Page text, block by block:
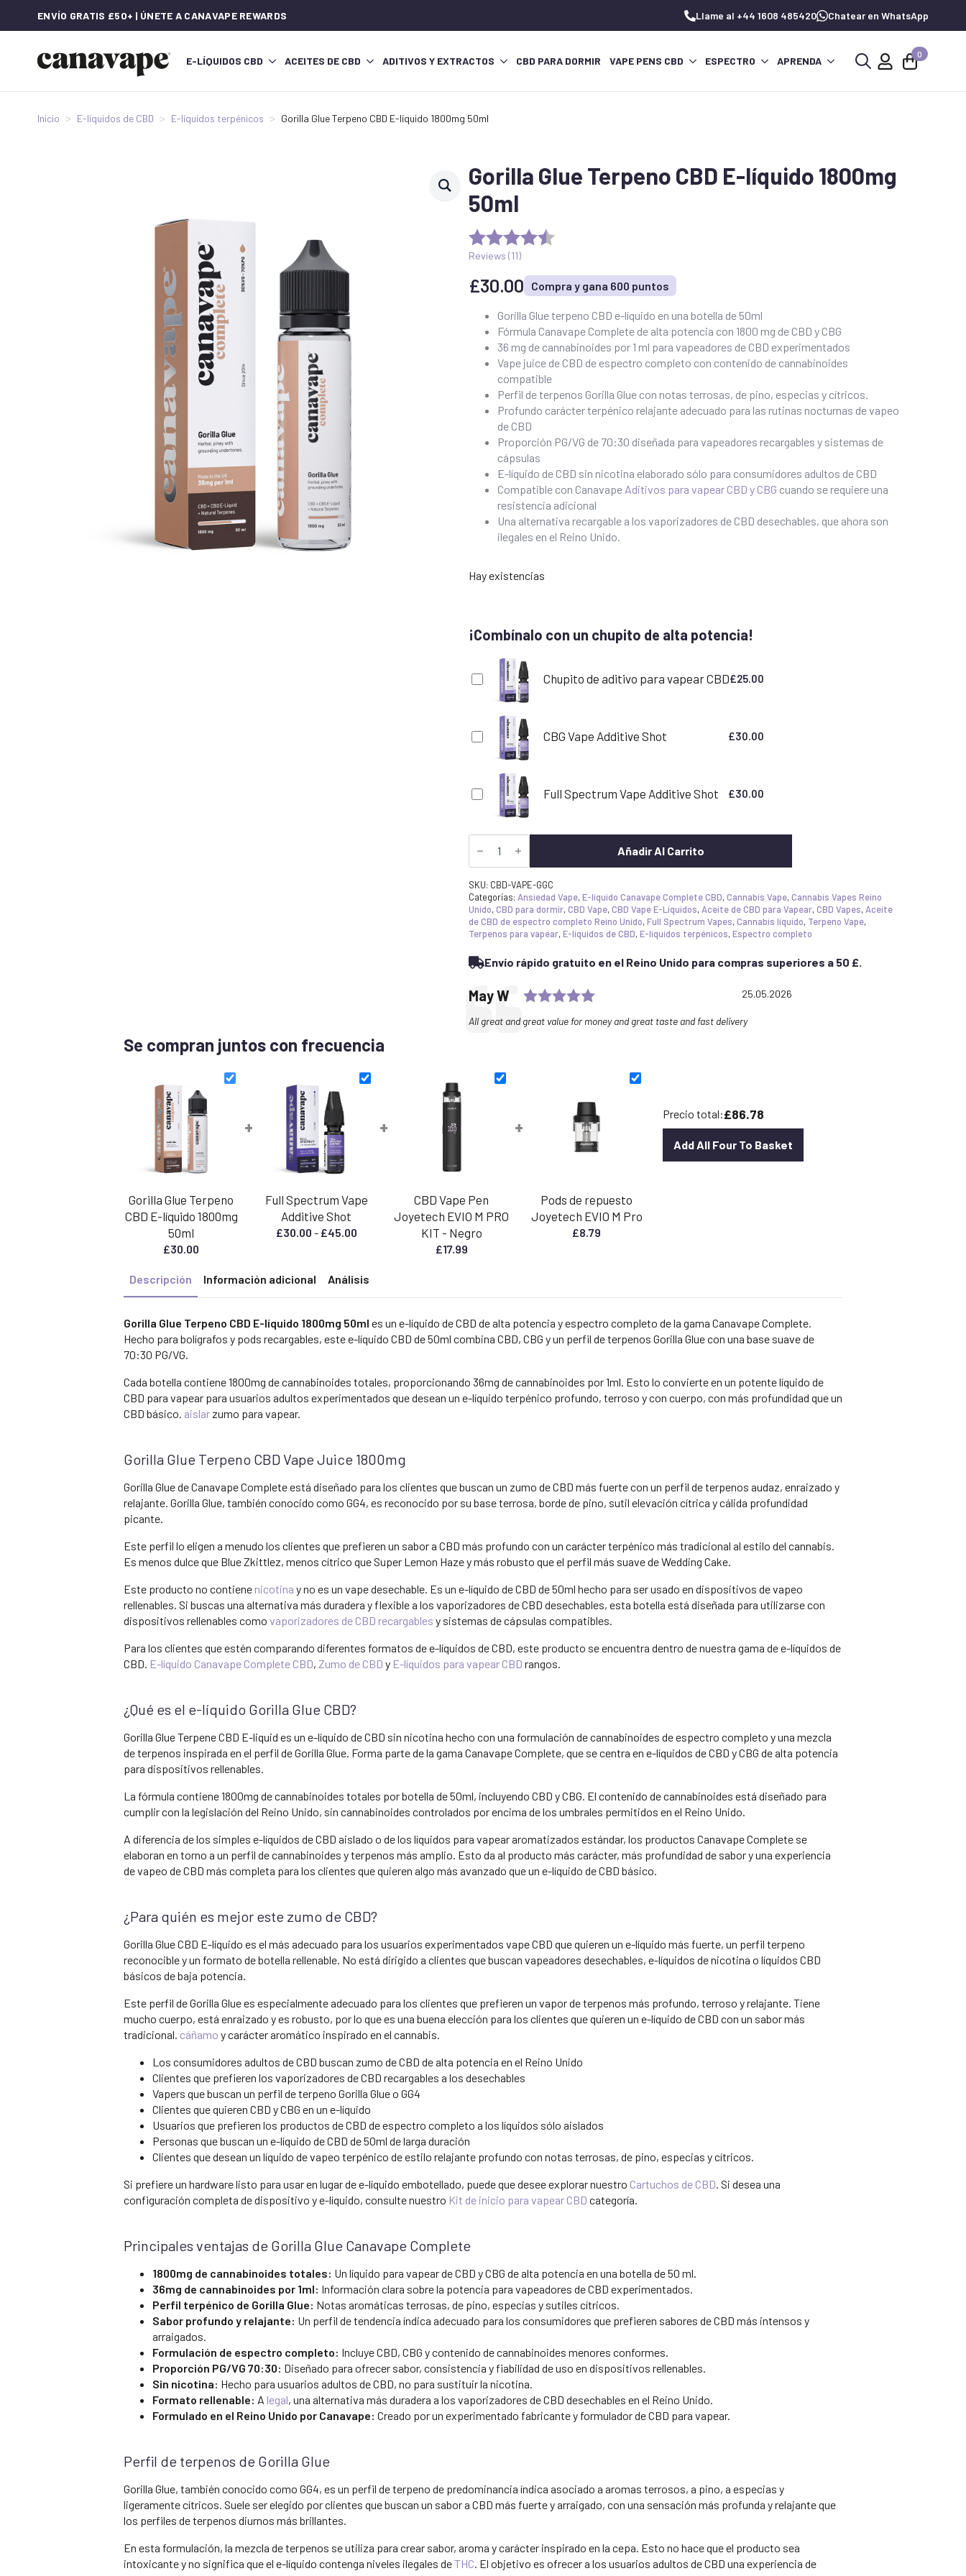
ENVÍO GRATIS £50+ | ÚNETE A CANAVAPE REWARDS Llame al +44 1608 485420 Chatear en WhatsApp
E-LÍQUIDOS CBD ACEITES DE CBD ADITIVOS Y EXTRACTOS CBD PARA DORMIR VAPE PENS CBD ESPECTRO APRENDA
0
Inicio E-líquidos de CBD E-líquidos terpénicos Gorilla Glue Terpeno CBD E-líquido 1800mg 50ml
Gorilla Glue Terpeno CBD E-líquido 1800mg
50ml
Reviews (11)
£30.00 Compra y gana 600 puntos
Gorilla Glue terpeno CBD e-líquido en una botella de 50ml
Fórmula Canavape Complete de alta potencia con 1800 mg de CBD y CBG
36 mg de cannabinoides por 1 ml para vapeadores de CBD experimentados
Vape juice de CBD de espectro completo con contenido de cannabinoides
compatible
Perfil de terpenos Gorilla Glue con notas terrosas, de pino, especias y cítricos.
Profundo carácter terpénico relajante adecuado para las rutinas nocturnas de vapeo
de CBD
Proporción PG/VG de 70:30 diseñada para vapeadores recargables y sistemas de
cápsulas
E-líquido de CBD sin nicotina elaborado sólo para consumidores adultos de CBD
Compatible con Canavape Aditivos para vapear CBD y CBG cuando se requiere una
resistencia adicional
Una alternativa recargable a los vaporizadores de CBD desechables, que ahora son
ilegales en el Reino Unido.
Hay existencias
¡Combínalo con un chupito de alta potencia!
Chupito de aditivo para vapear CBD£25.00
CBG Vape Additive Shot £30.00
Full Spectrum Vape Additive Shot £30.00
Gorilla
Glue
E-
líquido
1800mg
50ml
cantidad
Añadir Al Carrito
SKU: CBD-VAPE-GGC
Categorías: Ansiedad Vape,E-líquido Canavape Complete CBD,Cannabis Vape,Cannabis Vapes Reino
Unido,CBD para dormir,CBD Vape,CBD Vape E-Líquidos, Aceite de CBD para Vapear,CBD Vapes, Aceite
de CBD de espectro completo Reino Unido,Full Spectrum Vapes,Cannabis líquido, Terpeno Vape,
Terpenos para vapear,E-líquidos de CBD,E-líquidos terpénicos,Espectro completo
Envío rápido gratuito en el Reino Unido para compras superiores a 50 £.
Testimonial
Author:
May W Rating: 5.0 out of 5 starsDate:
25.05.2026
Text:
All great and great value for money and great taste and fast delivery
Se compran juntos con frecuencia
Gorilla Glue Terpeno
CBD E-líquido 1800mg
50ml
£30.00
+
Full Spectrum Vape
Additive Shot
£30.00 - £45.00Rango
desde
£30,00
£45,00
+
CBD Vape Pen
Joyetech EVIO M PRO
KIT - Negro
£17.99
+
Pods de repuesto
Joyetech EVIO M Pro
£8.79
Precio total:£86.78
Add All Four To Basket
Descripción Información adicional Análisis
Gorilla Glue Terpeno CBD E-líquido 1800mg 50ml es un e-líquido de CBD de alta potencia y espectro completo de la gama Canavape Complete.
Hecho para bolígrafos y pods recargables, este e-líquido CBD de 50ml combina CBD, CBG y un perfil de terpenos Gorilla Glue con una base suave de
70:30 PG/VG.
Cada botella contiene 1800mg de cannabinoides totales, proporcionando 36mg de cannabinoides por 1ml. Esto lo convierte en un potente líquido de
CBD para vapear para usuarios adultos experimentados que desean un e-líquido terpénico profundo, terroso y con cuerpo, con más profundidad que un
CBD básico. aislar zumo para vapear.
Gorilla Glue Terpeno CBD Vape Juice 1800mg
Gorilla Glue de Canavape Complete está diseñado para los clientes que buscan un zumo de CBD más fuerte con un perfil de terpenos audaz, enraizado y
relajante. Gorilla Glue, también conocido como GG4, es reconocido por su base terrosa, borde de pino, sutil elevación cítrica y cálida profundidad
picante.
Este perfil lo eligen a menudo los clientes que prefieren un sabor a CBD más profundo con un carácter terpénico más tradicional al estilo del cannabis.
Es menos dulce que Blue Zkittlez, menos cítrico que Super Lemon Haze y más robusto que el perfil más suave de Wedding Cake.
Este producto no contiene nicotina y no es un vape desechable. Es un e-líquido de CBD de 50ml hecho para ser usado en dispositivos de vapeo
rellenables. Si buscas una alternativa más duradera y flexible a los vaporizadores de CBD desechables, esta botella está diseñada para utilizarse con
dispositivos rellenables como vaporizadores de CBD recargables y sistemas de cápsulas compatibles.
Para los clientes que estén comparando diferentes formatos de e-líquidos de CBD, este producto se encuentra dentro de nuestra gama de e-líquidos de
CBD. E-líquido Canavape Complete CBD, Zumo de CBD y E-líquidos para vapear CBD rangos.
¿Qué es el e-líquido Gorilla Glue CBD?
Gorilla Glue Terpene CBD E-liquid es un e-líquido de CBD sin nicotina hecho con una formulación de cannabinoides de espectro completo y una mezcla
de terpenos inspirada en el perfil de Gorilla Glue. Forma parte de la gama Canavape Complete, que se centra en e-líquidos de CBD y CBG de alta potencia
para dispositivos rellenables.
La fórmula contiene 1800mg de cannabinoides totales por botella de 50ml, incluyendo CBD y CBG. El contenido de cannabinoides está diseñado para
cumplir con la legislación del Reino Unido, sin cannabinoides controlados por encima de los umbrales permitidos en el Reino Unido.
A diferencia de los simples e-líquidos de CBD aislado o de los líquidos para vapear aromatizados estándar, los productos Canavape Complete se
elaboran en torno a un perfil de cannabinoides y terpenos más amplio. Esto da al producto más carácter, más profundidad de sabor y una experiencia
de vapeo de CBD más completa para los clientes que quieren algo más avanzado que un e-líquido de CBD básico.
¿Para quién es mejor este zumo de CBD?
Gorilla Glue CBD E-líquido es el más adecuado para los usuarios experimentados vape CBD que quieren un e-líquido más fuerte, un perfil terpeno
reconocible y un formato de botella rellenable. No está dirigido a clientes que buscan vapeadores desechables, e-líquidos de nicotina o líquidos CBD
básicos de baja potencia.
Este perfil de Gorilla Glue es especialmente adecuado para los clientes que prefieren un vapor de terpenos más profundo, terroso y relajante. Tiene
mucho cuerpo, está enraizado y es robusto, por lo que es una buena elección para los clientes que quieren un e-líquido de CBD con un sabor más
tradicional. cáñamo y carácter aromático inspirado en el cannabis.
Los consumidores adultos de CBD buscan zumo de CBD de alta potencia en el Reino Unido
Clientes que prefieren los vaporizadores de CBD recargables a los desechables
Vapers que buscan un perfil de terpeno Gorilla Glue o GG4
Clientes que quieren CBD y CBG en un e-líquido
Usuarios que prefieren los productos de CBD de espectro completo a los líquidos sólo aislados
Personas que buscan un e-líquido de CBD de 50ml de larga duración
Clientes que desean un líquido de vapeo terpénico de estilo relajante profundo con notas terrosas, de pino, especias y cítricos.
Si prefiere un hardware listo para usar en lugar de e-líquido embotellado, puede que desee explorar nuestro Cartuchos de CBD . Si desea una
configuración completa de dispositivo y e-líquido, consulte nuestro Kit de inicio para vapear CBD categoría.
Principales ventajas de Gorilla Glue Canavape Complete
1800mg de cannabinoides totales: Un líquido para vapear de CBD y CBG de alta potencia en una botella de 50 ml.
36mg de cannabinoides por 1ml: Información clara sobre la potencia para vapeadores de CBD experimentados.
Perfil terpénico de Gorilla Glue: Notas aromáticas terrosas, de pino, especias y sutiles cítricos.
Sabor profundo y relajante: Un perfil de tendencia índica adecuado para los consumidores que prefieren sabores de CBD más intensos y
arraigados.
Formulación de espectro completo: Incluye CBD, CBG y contenido de cannabinoides menores conformes.
Proporción PG/VG 70:30: Diseñado para ofrecer sabor, consistencia y fiabilidad de uso en dispositivos rellenables.
Sin nicotina: Hecho para usuarios adultos de CBD, no para sustituir la nicotina.
Formato rellenable: A legal, una alternativa más duradera a los vaporizadores de CBD desechables en el Reino Unido.
Formulado en el Reino Unido por Canavape: Creado por un experimentado fabricante y formulador de CBD para vapear.
Perfil de terpenos de Gorilla Glue
Gorilla Glue, también conocido como GG4, es un perfil de terpeno de predominancia índica asociado a aromas terrosos, a pino, a especias y
ligeramente cítricos. Suele ser elegido por clientes que buscan un sabor a CBD más fuerte y arraigado, con una sensación más profunda y relajante que
los perfiles de terpenos diurnos más brillantes.
En esta formulación, la mezcla de terpenos se utiliza para crear sabor, aroma y carácter inspirado en la cepa. Esto no hace que el producto sea
intoxicante y no significa que el e-líquido contenga niveles ilegales deTHC . El objetivo es ofrecer a los usuarios adultos de CBD una experiencia de